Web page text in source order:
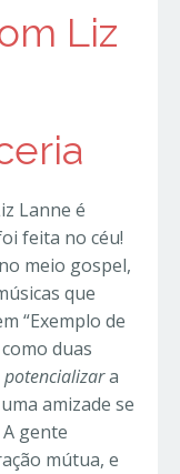
Liz
Lanne é
feita no céu!
meio gospel,
que
“Exemplo de
duas
potencializara
amizade se
gente
mútua, e